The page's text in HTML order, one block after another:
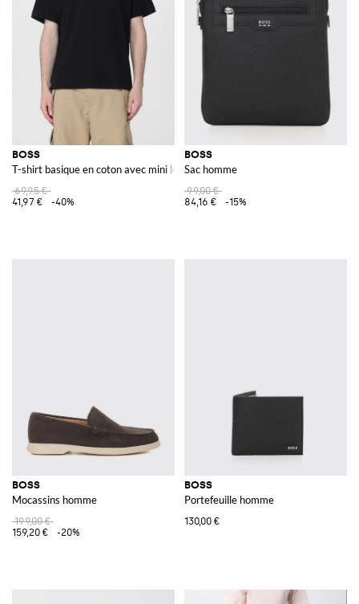
BOSS
T-shirt basique en coton avec mini logo
69,95 €
41,97 €
-40%
BOSS
Sac homme
99,00 €
84,16 €
-15%
BOSS
Mocassins homme
199,00 €
159,20 €
-20%
BOSS
Portefeuille homme
130,00 €